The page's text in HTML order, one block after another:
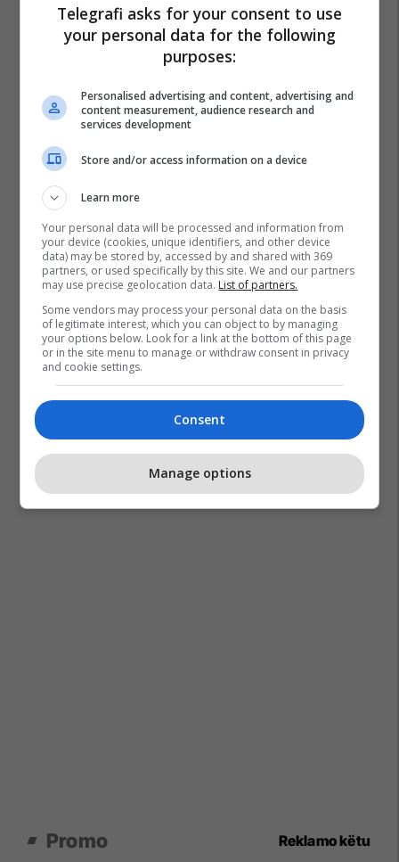
Çizme Kanalizim Londra
Promo Reklamo këtu
Telegrafi asks for your consent to use
your personal data for the following
purposes:
Personalised advertising and content, advertising and
content measurement, audience research and
services development
Store and/or access information on a device
Learn more
Your personal data will be processed and information from
your device (cookies, unique identifiers, and other device
data) may be stored by, accessed by and shared with 369
partners, or used specifically by this site. We and our partners
may use precise geolocation data. List of partners.
Some vendors may process your personal data on the basis
of legitimate interest, which you can object to by managing
your options below. Look for a link at the bottom of this page
or in the site menu to manage or withdraw consent in privacy
and cookie settings.
Consent
Manage options